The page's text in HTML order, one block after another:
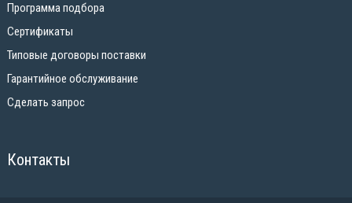
Программа подбора
Сертификаты
Типовые договоры поставки
Гарантийное обслуживание
Сделать запрос
Контакты